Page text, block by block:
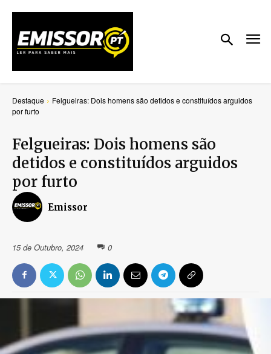
Destaque
Felgueiras: Dois homens são detidos e constituídos arguidos
por furto
Felgueiras: Dois homens são
detidos e constituídos arguidos
por furto
Emissor
15 de Outubro, 2024 0